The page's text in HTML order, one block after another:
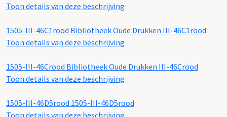
Toon details van deze beschrijving
1505-III-46C1rood Bibliotheek Oude Drukken III-46C1rood
Toon details van deze beschrijving
1505-III-46Crood Bibliotheek Oude Drukken III-46Crood
Toon details van deze beschrijving
1505-III-46D5rood 1505-III-46D5rood